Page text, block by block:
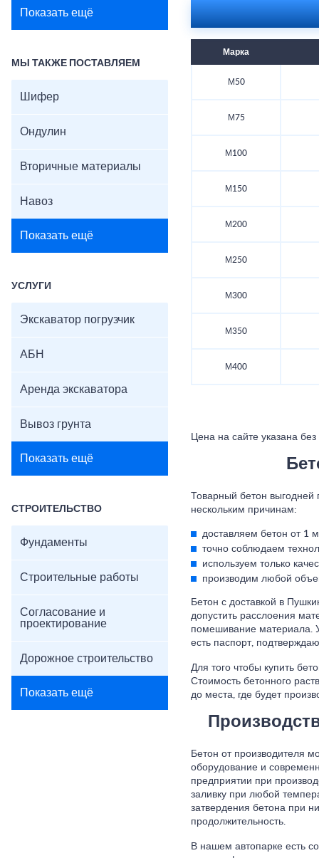
Показать ещё
МЫ ТАКЖЕ ПОСТАВЛЯЕМ
Шифер
Ондулин
Вторичные материалы
Навоз
Показать ещё
УСЛУГИ
Экскаватор погрузчик
АБН
Аренда экскаватора
Вывоз грунта
Показать ещё
СТРОИТЕЛЬСТВО
Фундаменты
Строительные работы
Согласование и
проектирование
Дорожное строительство
Показать ещё
Марка
М50
М75
М100
М150
М200
М250
М300
М350
М400
Цена на сайте указана
Товарный бетон
нескольким причинам:
доставляем бетон от 1
точно соблюдаем
используем только
производим любой
Бетон с доставкой в
допустить расслоения
помешивание материала.
есть паспорт,
Для того чтобы купить
Стоимость бетонного
до места, где будет
Бетон от производителя
оборудование и
предприятии при
заливку при любой
затвердения бетона при
продолжительность.
В нашем автопарке есть